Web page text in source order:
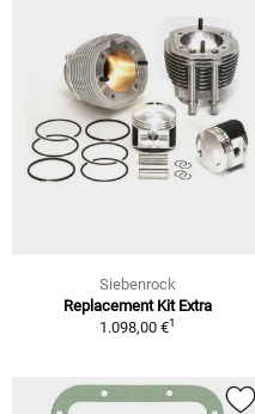
Siebenrock
Replacement Kit Extra
1.098,00 €1